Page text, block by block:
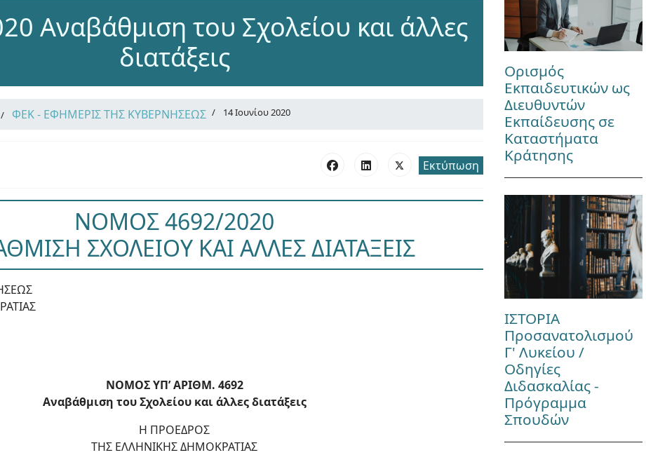
Αναβάθμιση του Σχολείου και άλλες
διατάξεις
ΦΕΚ - ΕΦΗΜΕΡΙΣ ΤΗΣ ΚΥΒΕΡΝΗΣΕΩΣ 14 Ιουνίου 2020
Εκτύπωση
ΝΟΜΟΣ 4692/2020
ΣΧΟΛΕΙΟΥ ΚΑΙ ΑΛΛΕΣ ΔΙΑΤΑΞΕΙΣ
NOMOΣ ΥΠ’ ΑΡΙΘΜ. 4692
Αναβάθμιση του Σχολείου και άλλες διατάξεις
Η ΠΡΟΕΔΡΟΣ
ΤΗΣ ΕΛΛΗΝΙΚΗΣ ΔΗΜΟΚΡΑΤΙΑΣ
Ορισμός
Εκπαιδευτικών ως
Διευθυντών
Εκπαίδευσης σε
Καταστήματα
Κράτησης
ΙΣΤΟΡΙΑ
Προσανατολισμού
Γ' Λυκείου /
Οδηγίες
Διδασκαλίας -
Πρόγραμμα
Σπουδών